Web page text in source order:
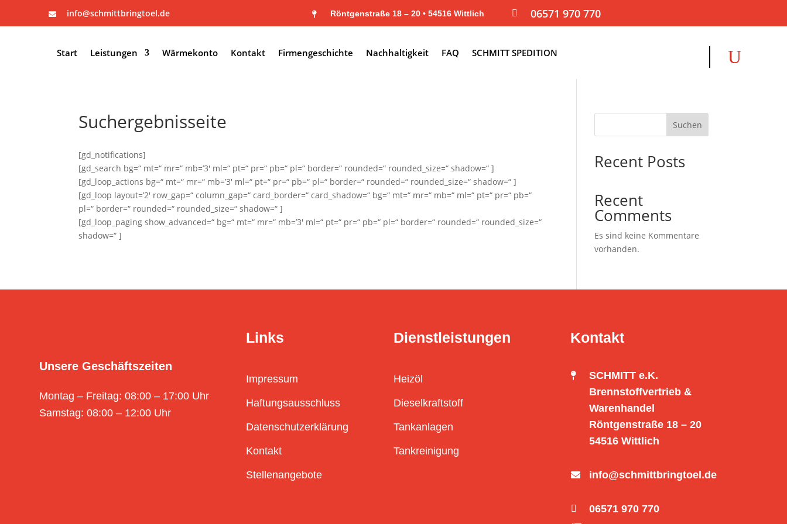
 info@schmittbringtoel.de  Röntgenstraße 18 – 20 • 54516 Wittlich  06571 970 770
Start Leistungen Wärmekonto Kontakt Firmengeschichte Nachhaltigkeit FAQ SCHMITT SPEDITION
Suchergebnisseite
[gd_notifications]
[gd_search bg=“ mt=“ mr=“ mb=’3′ ml=“ pt=“ pr=“ pb=“ pl=“ border=“ rounded=“ rounded_size=“ shadow=“ ]
[gd_loop_actions bg=“ mt=“ mr=“ mb=’3′ ml=“ pt=“ pr=“ pb=“ pl=“ border=“ rounded=“ rounded_size=“ shadow=“ ]
[gd_loop layout=’2′ row_gap=“ column_gap=“ card_border=“ card_shadow=“ bg=“ mt=“ mr=“ mb=“ ml=“ pt=“ pr=“ pb=“
pl=“ border=“ rounded=“ rounded_size=“ shadow=“ ]
[gd_loop_paging show_advanced=“ bg=“ mt=“ mr=“ mb=’3′ ml=“ pt=“ pr=“ pb=“ pl=“ border=“ rounded=“ rounded_size=“
shadow=“ ]
Suchen
Recent Posts
Recent
Comments
Es sind keine Kommentare
vorhanden.
Unsere Geschäftszeiten
Montag – Freitag: 08:00 – 17:00 Uhr
Samstag: 08:00 – 12:00 Uhr
Links
Impressum
Haftungsausschluss
Datenschutzerklärung
Kontakt
Stellenangebote
Dienstleistungen
Heizöl
Dieselkraftstoff
Tankanlagen
Tankreinigung
Kontakt

SCHMITT e.K.
Brennstoffvertrieb &
Warenhandel
Röntgenstraße 18 – 20
54516 Wittlich
 info@schmittbringtoel.de
 06571 970 770